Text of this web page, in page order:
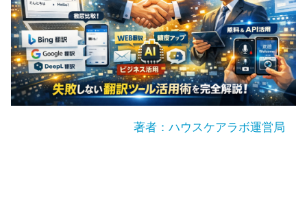
著者：ハウスケアラボ運営局